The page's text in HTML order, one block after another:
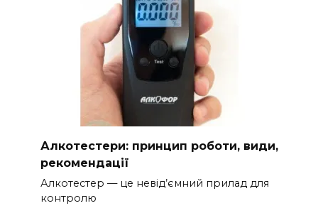
Алкотестери: принцип роботи, види,
рекомендації
Алкотестер — це невід’ємний прилад для
контролю